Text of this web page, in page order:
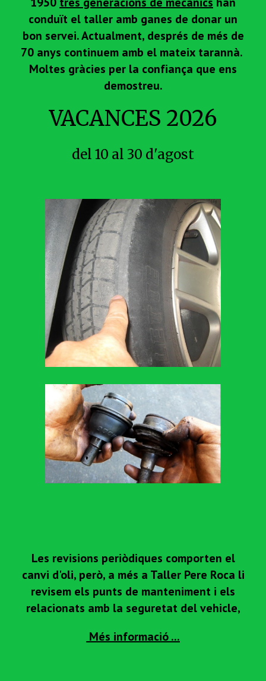
conduït el taller amb ganes de donar un
bon servei. Actualment, després de més de
70 anys continuem amb el mateix tarannà.
Moltes gràcies per la confiança que ens
demostreu.
VACANCES 2026
del 10 al 30 d'agost
Les revisions periòdiques comporten el
canvi d'oli, però, a més a Taller Pere Roca li
revisem els punts de manteniment i els
relacionats amb la seguretat del vehicle,
Més informació ...